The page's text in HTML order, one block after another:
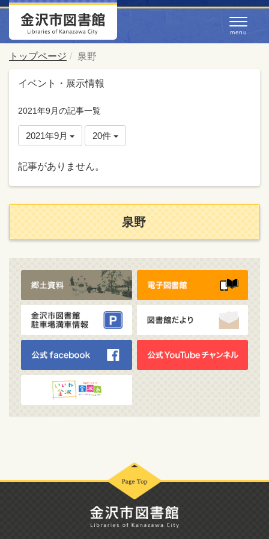
トップページ 泉野
イベント・展示情報
2021年9月の記事一覧
2021年9月 20件
記事がありません。
泉野